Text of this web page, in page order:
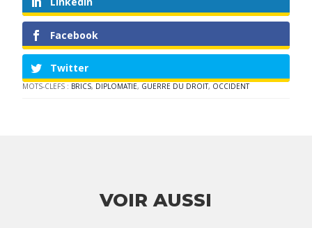
Facebook
Twitter
MOTS-CLEFS : BRICS, DIPLOMATIE, GUERRE DU DROIT, OCCIDENT
VOIR AUSSI